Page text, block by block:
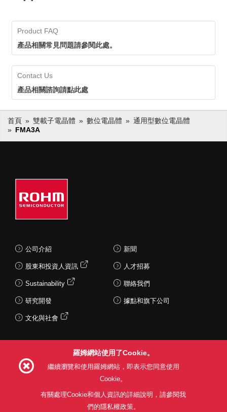
Product FAQ
產品相關常見問題請參閱此處。
Contact Us
產品相關諮詢請點此處
首頁 雙載子電晶體 數位電晶體
通用型數位電晶體
FMA3A
公司介紹
股東和投資人資訊
Sustainability
研究開發
文化與社會
新聞
人才招募
聯絡我們
據點和旗下公司
羅姆網站使用了Cookie。
繼續瀏覽和使用羅姆網站，即表示您同意使用
Cookie。
有關處理Cookie和個人資訊的詳細說明，請參閱我
們的隱私權政策。